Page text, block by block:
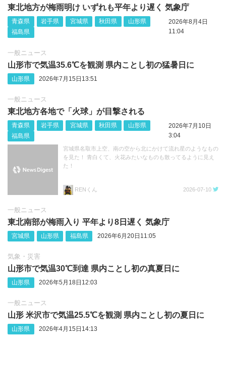
東北地方が梅雨明け いずれも平年より遅く 気象庁
青森県 岩手県 宮城県 秋田県
山形県
福島県
2026年8月4日
11:04
一般ニュース
山形市で気温35.6℃を観測 県内ことし初の猛暑日に
山形県 2026年7月15日13:51
一般ニュース
東北地方各地で「火球」が目撃される
青森県 岩手県 宮城県 秋田県
山形県
福島県
2026年7月10日
3:04
宮城県名取市上空、南の空から北にかけて流れ星のようなもの
を見た！ 青白くて、火花みたいなものも散ってるように見え
た！
RENくん 2026-07-10
一般ニュース
東北南部が梅雨入り 平年より8日遅く 気象庁
宮城県 山形県 福島県 2026年6月20日11:05
気象・災害
山形市で気温30℃到達 県内ことし初の真夏日に
山形県 2026年5月18日12:03
一般ニュース
山形 米沢市で気温25.5℃を観測 県内ことし初の夏日に
山形県 2026年4月15日14:13